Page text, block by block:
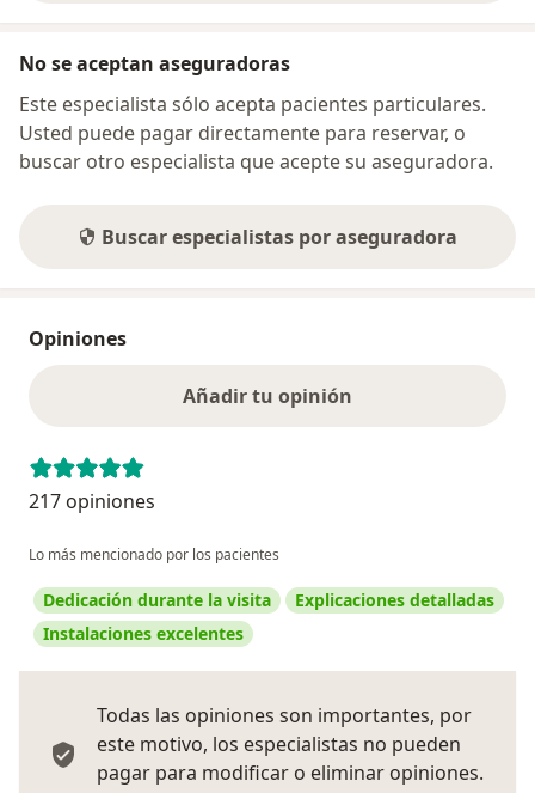
No se aceptan aseguradoras
Este especialista sólo acepta pacientes particulares.
Usted puede pagar directamente para reservar, o
buscar otro especialista que acepte su aseguradora.
Buscar especialistas por aseguradora
Opiniones
Añadir tu opinión
217 opiniones
Lo más mencionado por los pacientes
Dedicación durante la visita
Explicaciones detalladas
Instalaciones excelentes
Todas las opiniones son importantes, por
este motivo, los especialistas no pueden
pagar para modificar o eliminar opiniones.